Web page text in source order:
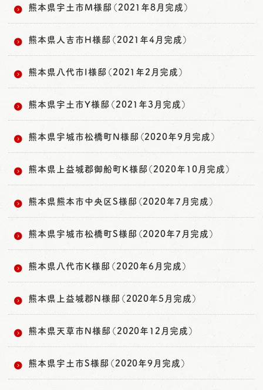
熊本県宇土市M様邸（2021年8月完成）
熊本県人吉市H様邸（2021年4月完成）
熊本県八代市I様邸（2021年2月完成）
熊本県宇土市Y様邸（2021年3月完成）
熊本県宇城市松橋町N様邸（2020年9月完成）
熊本県上益城郡御船町K様邸（2020年10月完成）
熊本県熊本市中央区S様邸（2020年7月完成）
熊本県宇城市松橋町S様邸（2020年7月完成）
熊本県八代市K様邸（2020年6月完成）
熊本県上益城郡N様邸（2020年5月完成）
熊本県天草市N様邸（2020年12月完成）
熊本県宇土市S様邸（2020年9月完成）